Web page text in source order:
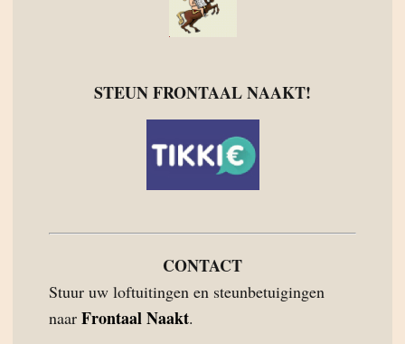
STEUN FRONTAAL NAAKT!
CONTACT
Stuur uw loftuitingen en steunbetuigingen
naar Frontaal Naakt.